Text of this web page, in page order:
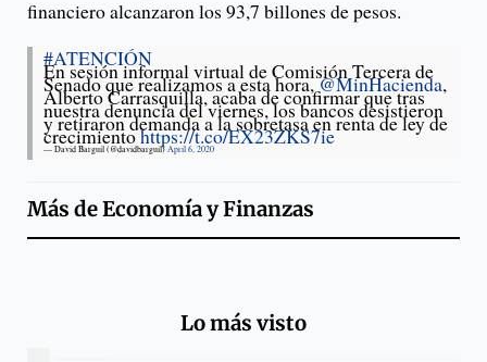
financiero alcanzaron los 93,7 billones de pesos.
#ATENCIÓN
En sesión informal virtual de Comisión Tercera de
Senado que realizamos a esta hora,@MinHacienda,
Alberto Carrasquilla, acaba de confirmar que tras
nuestra denuncia del viernes, los bancos desistieron
y retiraron demanda a la sobretasa en renta de ley de
crecimientohttps://t.co/EX23ZKS7ie
— David Barguil (@davidbarguil)April 6, 2020
Más deEconomía y Finanzas
Lo más visto